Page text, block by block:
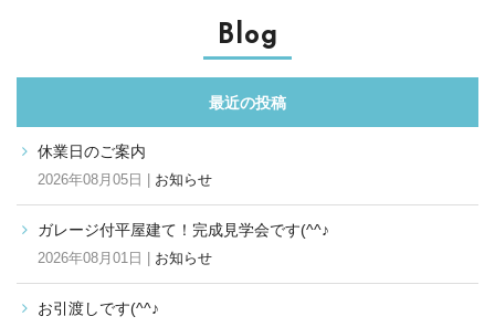
Blog
最近の投稿
休業日のご案内
2026年08月05日 | お知らせ
ガレージ付平屋建て！完成見学会です(^^♪
2026年08月01日 | お知らせ
お引渡しです(^^♪